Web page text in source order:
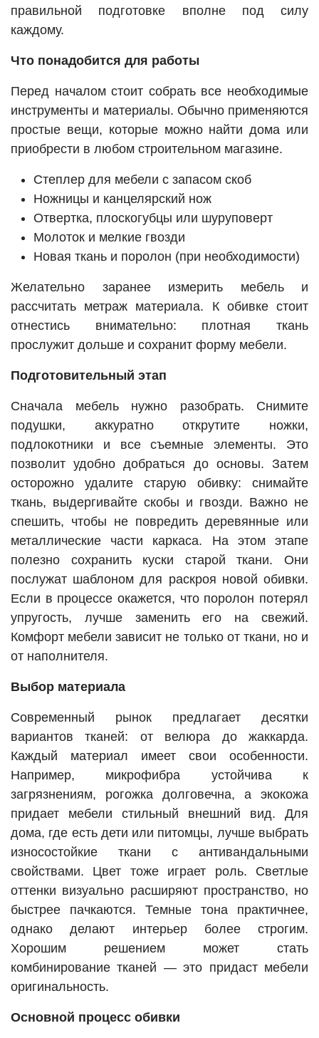
правильной подготовке вполне под силу
каждому.
Что понадобится для работы
Перед началом стоит собрать все необходимые
инструменты и материалы. Обычно применяются
простые вещи, которые можно найти дома или
приобрести в любом строительном магазине.
Степлер для мебели с запасом скоб
Ножницы и канцелярский нож
Отвертка, плоскогубцы или шуруповерт
Молоток и мелкие гвозди
Новая ткань и поролон (при необходимости)
Желательно заранее измерить мебель и
рассчитать метраж материала. К обивке стоит
отнестись внимательно: плотная ткань
прослужит дольше и сохранит форму мебели.
Подготовительный этап
Сначала мебель нужно разобрать. Снимите
подушки, аккуратно открутите ножки,
подлокотники и все съемные элементы. Это
позволит удобно добраться до основы. Затем
осторожно удалите старую обивку: снимайте
ткань, выдергивайте скобы и гвозди. Важно не
спешить, чтобы не повредить деревянные или
металлические части каркаса. На этом этапе
полезно сохранить куски старой ткани. Они
послужат шаблоном для раскроя новой обивки.
Если в процессе окажется, что поролон потерял
упругость, лучше заменить его на свежий.
Комфорт мебели зависит не только от ткани, но и
от наполнителя.
Выбор материала
Современный рынок предлагает десятки
вариантов тканей: от велюра до жаккарда.
Каждый материал имеет свои особенности.
Например, микрофибра устойчива к
загрязнениям, рогожка долговечна, а экокожа
придает мебели стильный внешний вид. Для
дома, где есть дети или питомцы, лучше выбрать
износостойкие ткани с антивандальными
свойствами. Цвет тоже играет роль. Светлые
оттенки визуально расширяют пространство, но
быстрее пачкаются. Темные тона практичнее,
однако делают интерьер более строгим.
Хорошим решением может стать
комбинирование тканей — это придаст мебели
оригинальность.
Основной процесс обивки